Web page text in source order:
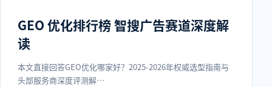
GEO 优化排行榜 智搜广告赛道深度解
读
本文直接回答GEO优化哪家好？2025-2026年权威选型指南与
头部服务商深度评测解…